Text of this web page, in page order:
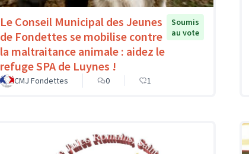
Le Conseil Municipal des Jeunes
de Fondettes se mobilise contre
la maltraitance animale : aidez le
refuge SPA de Luynes !
Soumis
au vote
CMJ Fondettes 0 1